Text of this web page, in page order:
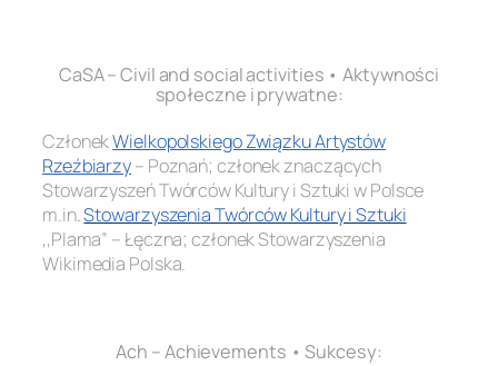
CaSA – Civil and social activities • Aktywności
społeczne i prywatne:
CzłonekWielkopolskiego Związku Artystów
Rzeźbiarzy– Poznań; członek znaczących
Stowarzyszeń Twórców Kultury i Sztuki w Polsce
m.in.Stowarzyszenia Twórców Kultury i Sztuki
,,Plama” – Łęczna; członek Stowarzyszenia
Wikimedia Polska.
Ach – Achievements • Sukcesy: